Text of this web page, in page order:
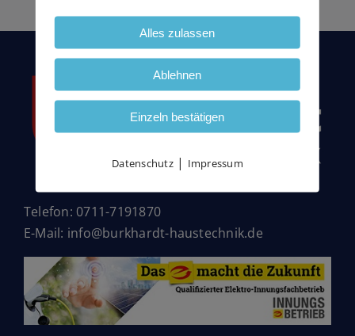
Telefon: 0711-7191870
E-Mail: info@burkhardt-haustechnik.de
Alles zulassen
Ablehnen
Einzeln bestätigen
Datenschutz| Impressum